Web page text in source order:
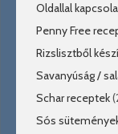
Oldallal
Penny Free
Rizslisztből
Savanyúság /
Schar receptek
Sós